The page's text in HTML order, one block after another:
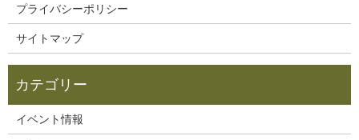
プライバシーポリシー
サイトマップ
イベント情報